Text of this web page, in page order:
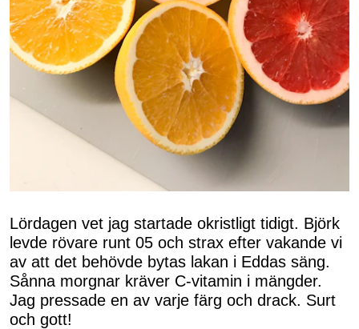
Lördagen vet jag startade okristligt tidigt. Björk
levde rövare runt 05 och strax efter vakande vi
av att det behövde bytas lakan i Eddas säng.
Sånna morgnar kräver C-vitamin i mängder.
Jag pressade en av varje färg och drack. Surt
och gott!